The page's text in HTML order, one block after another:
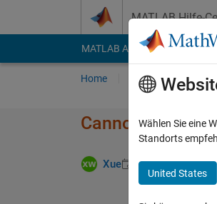
MATLAB Hilfe-
MATLAB Answers File
Home Fragen
Cannot open
Xue 3 Nov. 2024 2
Wählen Sie eine
Standorts
United States